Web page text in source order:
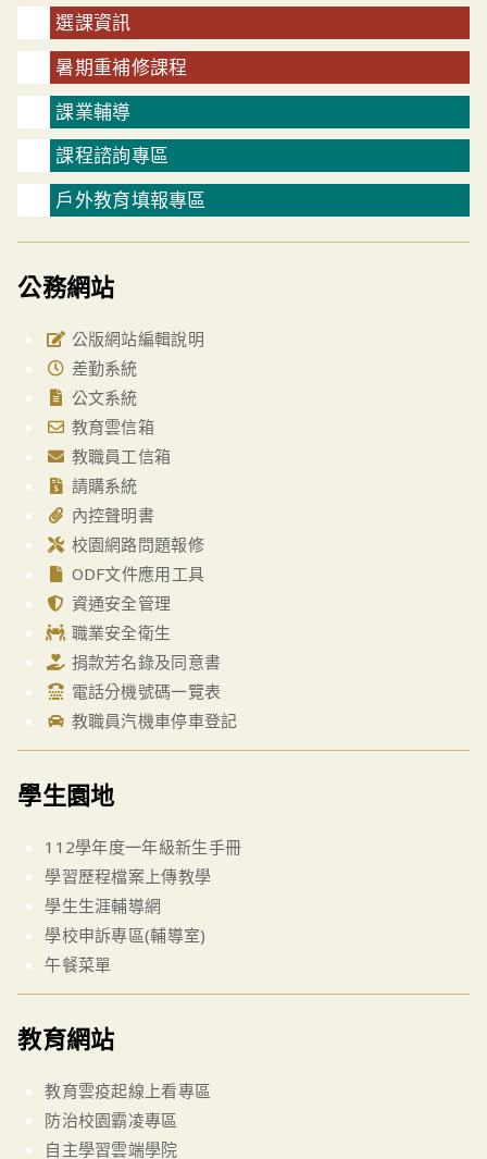
選課資訊
暑期重補修課程
課業輔導
課程諮詢專區
戶外教育填報專區
公務網站
公版網站編輯說明
差勤系統
公文系統
教育雲信箱
教職員工信箱
請購系統
內控聲明書
校園網路問題報修
ODF文件應用工具
資通安全管理
職業安全衛生
捐款芳名錄及同意書
電話分機號碼一覽表
教職員汽機車停車登記
學生園地
112學年度一年級新生手冊
學習歷程檔案上傳教學
學生生涯輔導網
學校申訴專區(輔導室)
午餐菜單
教育網站
教育雲疫起線上看專區
防治校園霸凌專區
自主學習雲端學院